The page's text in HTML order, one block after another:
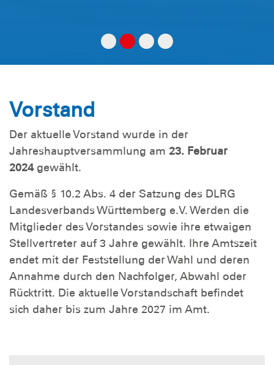
Vorstand
Der aktuelle Vorstand wurde in der
Jahreshauptversammlung am 23. Februar
2024gewählt.
Gemäß § 10.2 Abs. 4 der Satzung des DLRG
Landesverbands Württemberg e.V. Werden die
Mitglieder des Vorstandes sowie ihre etwaigen
Stellvertreter auf 3 Jahre gewählt. Ihre Amtszeit
endet mit der Feststellung der Wahl und deren
Annahme durch den Nachfolger, Abwahl oder
Rücktritt. Die aktuelle Vorstandschaft befindet
sich daher bis zum Jahre 2027 im Amt.